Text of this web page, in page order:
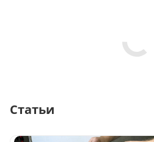
Статьи